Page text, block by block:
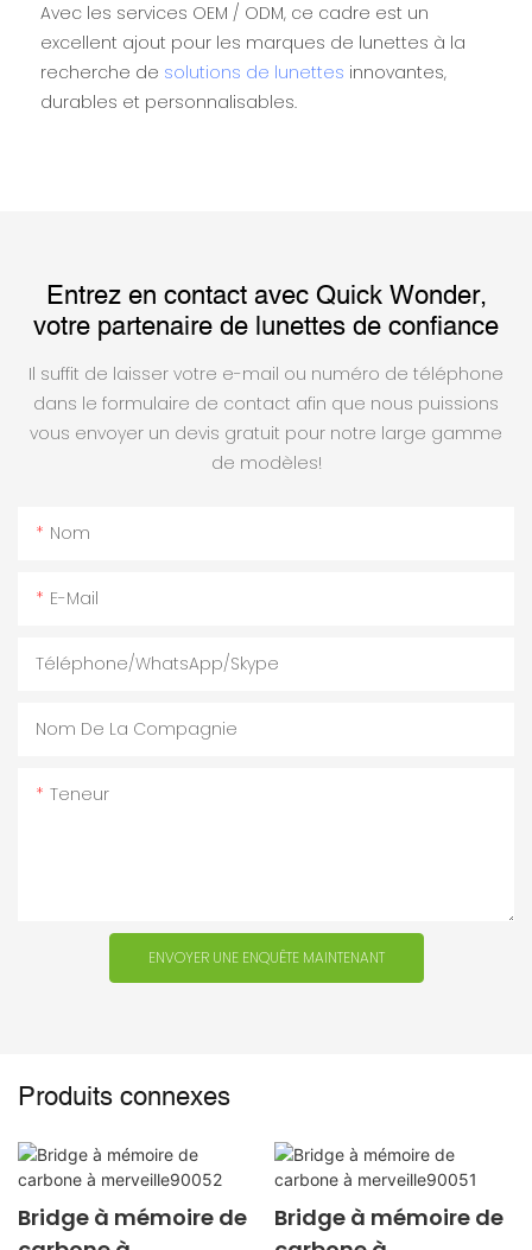
Avec les services OEM / ODM, ce cadre est un
excellent ajout pour les marques de lunettes à la
recherche de solutions de lunettes innovantes,
durables et personnalisables.
Entrez en contact avec Quick Wonder,
votre partenaire de lunettes de confiance
Il suffit de laisser votre e-mail ou numéro de téléphone
dans le formulaire de contact afin que nous puissions
vous envoyer un devis gratuit pour notre large gamme
de modèles!
Nom
E-Mail
Téléphone/WhatsApp/Skype
Nom De La Compagnie
Teneur
ENVOYER UNE ENQUÊTE MAINTENANT
Produits connexes
Bridge à mémoire de
Bridge à mémoire de